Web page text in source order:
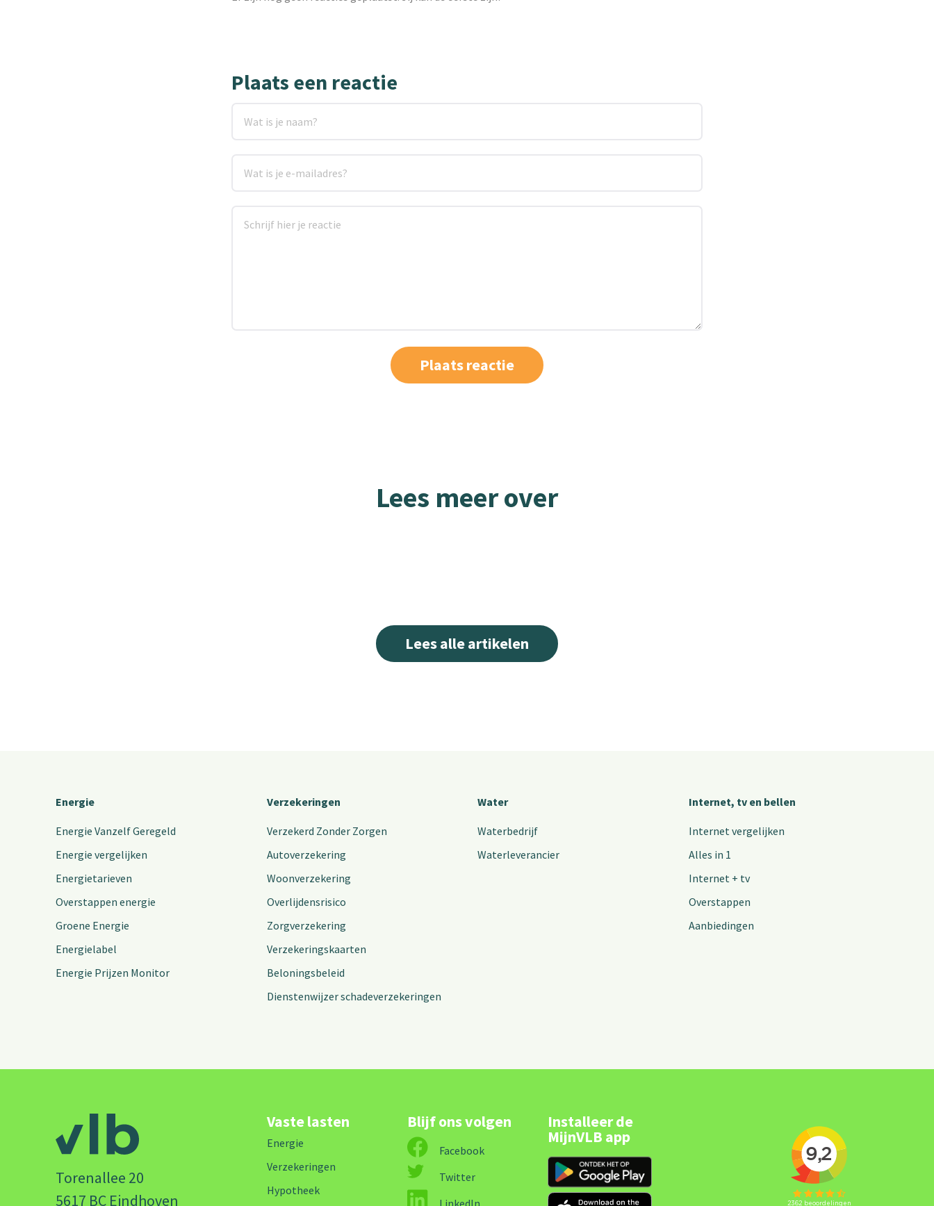
Plaats een reactie
Lees meer over
Lees alle artikelen
Energie
Energie Vanzelf Geregeld
Energie vergelijken
Energietarieven
Overstappen energie
Groene Energie
Energielabel
Energie Prijzen Monitor
Verzekeringen
Verzekerd Zonder Zorgen
Autoverzekering
Woonverzekering
Overlijdensrisico
Zorgverzekering
Verzekeringskaarten
Beloningsbeleid
Dienstenwijzer schadeverzekeringen
Water
Waterbedrijf
Waterleverancier
Internet, tv en bellen
Internet vergelijken
Alles in 1
Internet + tv
Overstappen
Aanbiedingen
Torenallee 20
5617 BC Eindhoven
Vaste lasten
Energie
Verzekeringen
Hypotheek
Blijf ons volgen
Facebook
Twitter
Installeer de
MijnVLB app